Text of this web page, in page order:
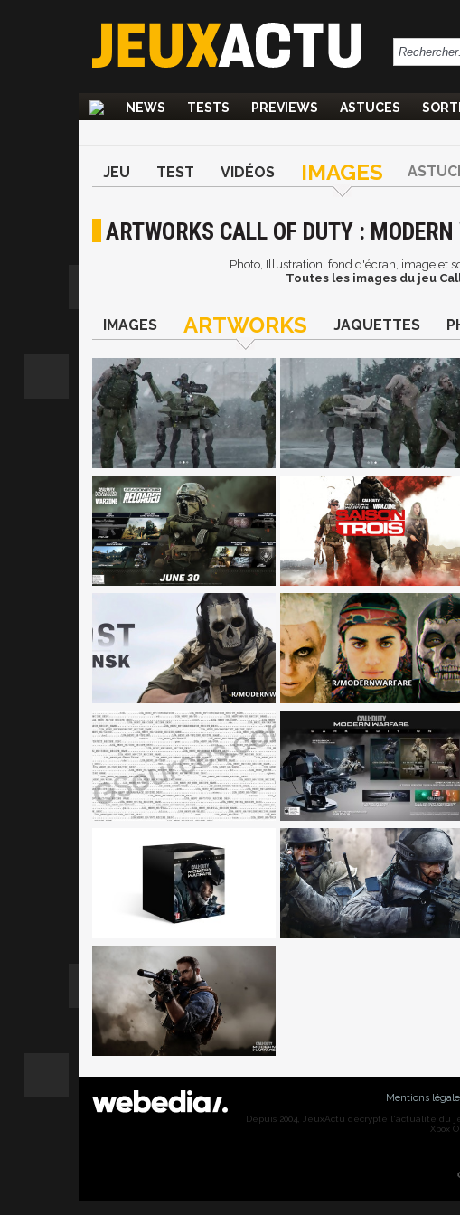
NEWS TESTS PREVIEWS ASTUCES
JEU TEST VIDÉOS IMAGES
ARTWORKS CALL OF DUTY : MODERN
Photo, Illustration, fond d'écran, image et
Toutes les images du jeu
IMAGES ARTWORKS JAQUETTES
Mentions
Depuis 2004, JeuxActu décrypte l'actualité du
Xbox